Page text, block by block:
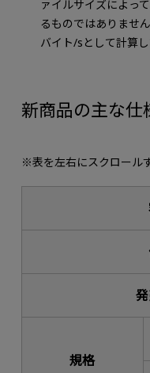
ァイルサイズによっ
るものではありませ
バイト/sとして計算
新商品の主な仕
※表を左右にスクロール
規格